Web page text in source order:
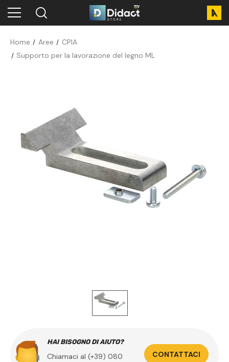
Home Aree
CPIA
Supporto per la lavorazione del legno ML
HAI BISOGNO DI AIUTO?
Chiamaci al (+39) 080
CONTATTACI